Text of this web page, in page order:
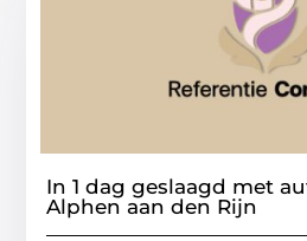
In 1 dag geslaagd met
Alphen aan den Rijn